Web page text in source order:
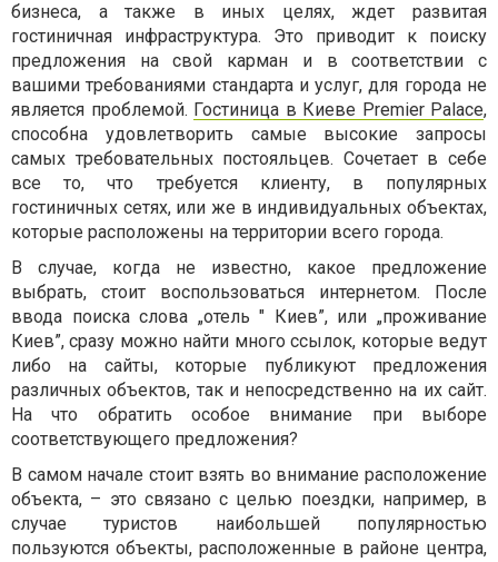
бизнеса, а также в иных целях, ждет развитая
гостиничная инфраструктура. Это приводит к поиску
предложения на свой карман и в соответствии с
вашими требованиями стандарта и услуг, для города не
является проблемой. Гостиница в Киеве Premier Palace,
способна удовлетворить самые высокие запросы
самых требовательных постояльцев. Сочетает в себе
все то, что требуется клиенту, в популярных
гостиничных сетях, или же в индивидуальных объектах,
которые расположены на территории всего города.
В случае, когда не известно, какое предложение
выбрать, стоит воспользоваться интернетом. После
ввода поиска слова „отель " Киев”, или „проживание
Киев”, сразу можно найти много ссылок, которые ведут
либо на сайты, которые публикуют предложения
различных объектов, так и непосредственно на их сайт.
На что обратить особое внимание при выборе
соответствующего предложения?
В самом начале стоит взять во внимание расположение
объекта, – это связано с целью поездки, например, в
случае туристов наибольшей популярностью
пользуются объекты, расположенные в районе центра,